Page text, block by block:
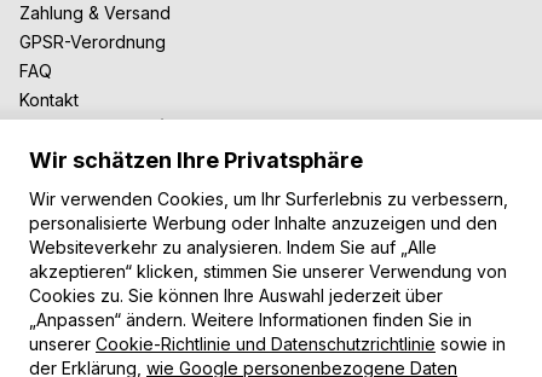
Zahlung & Versand
GPSR-Verordnung
FAQ
Kontakt
Zusammenarbeit
Für Blogger
B2B-Zusammenarbeit
Unsere Teppiche
Moderne Teppiche
Vintage Teppiche
Shaggy Teppiche
Kinderteppiche
Zahlungsarten
Wir schätzen Ihre Privatsphäre
Wir verwenden Cookies, um Ihr Surferlebnis zu verbessern,
personalisierte Werbung oder Inhalte anzuzeigen und den
Websiteverkehr zu analysieren. Indem Sie auf „Alle
akzeptieren“ klicken, stimmen Sie unserer Verwendung von
Cookies zu. Sie können Ihre Auswahl jederzeit über
„Anpassen“ ändern. Weitere Informationen finden Sie in
unserer Cookie-Richtlinie und Datenschutzrichtlinie sowie in
der Erklärung, wie Google personenbezogene Daten